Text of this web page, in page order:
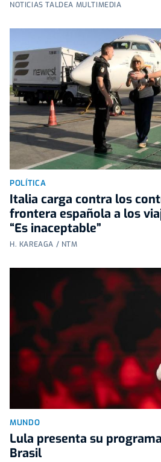
NOTICIAS TALDEA MULTIMEDIA
POLÍTICA
Italia carga contra los
frontera española a los
“Es inaceptable”
H. KAREAGA / NTM
MUNDO
Lula presenta su
Brasil